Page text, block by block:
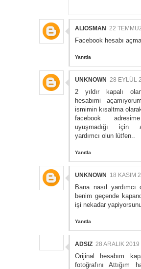
ALIOSMAN 22
Facebook hesabı
Yanıtla
UNKNOWN 28 EYLÜL
2 yıldır kapalı
hesabımi
ismimin kısaltma
facebook
uyuşmadığı için
yardımcı olun lütfen..
Yanıtla
UNKNOWN 18 KASIM
Bana nasıl yardımcı
benim geçende
işi nekadar
Yanıtla
ADSIZ 28 ARALIK 2019
Orijinal hesabım
fotoğrafını Attığım